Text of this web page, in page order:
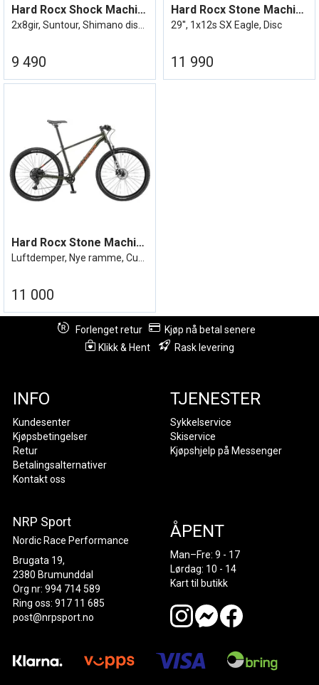
Hard Rocx Shock Machine XX 27R 15''
9 490
Hard Rocx Stone Machine 2022
29'', 1x12s SX Eagle, Disc
11 990
Hard Rocx Stone Machine 29R Air
11 000
Forlenget retur
Kjøp nå betal senere
Klikk & Hent
Rask levering
INFO
Kundesenter
Kjøpsbetingelser
Retur
Betalingsalternativer
Kontakt oss
TJENESTER
Sykkelservice
Skiservice
Kjøpshjelp på Messenger
NRP Sport
Nordic Race Performance
Brugata 19,
2380 Brumunddal
Org nr: 994 714 589
Ring oss: 917 11 685
post@nrpsport.no
ÅPENT
Man–Fre: 9 - 17
Lørdag: 10 - 14
Kart til butikk